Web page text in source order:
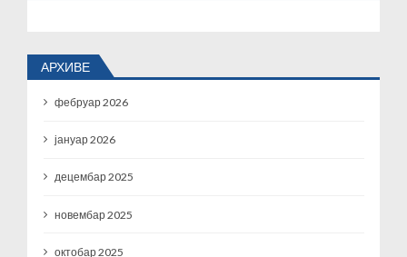
АРХИВЕ
фебруар 2026
јануар 2026
децембар 2025
новембар 2025
октобар 2025